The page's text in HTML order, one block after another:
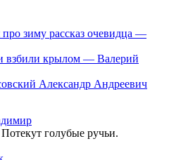
зиму рассказ очевидца —
взбили крылом — Валерий
Александр Андреевич
голубые ручьи.